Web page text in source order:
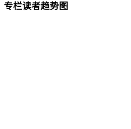
专栏读者趋势图